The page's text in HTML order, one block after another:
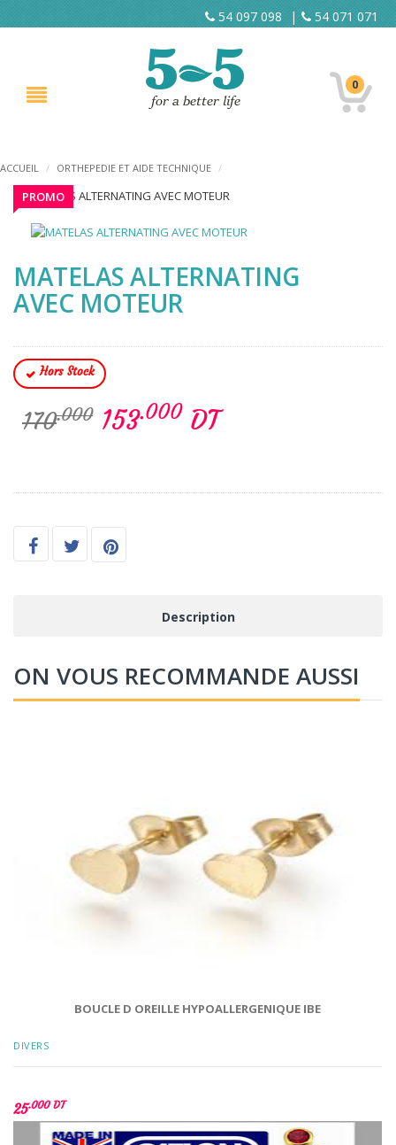
54 097 098 | 54 071 071
0
ACCUEIL / ORTHEPEDIE ET AIDE TECHNIQUE /
PROMO
MATELAS ALTERNATING
AVEC MOTEUR
Hors Stock
170.000 153.000DT
Description
ON VOUS RECOMMANDE AUSSI
BOUCLE D OREILLE HYPOALLERGENIQUE IBE
DIVERS
25.000 DT